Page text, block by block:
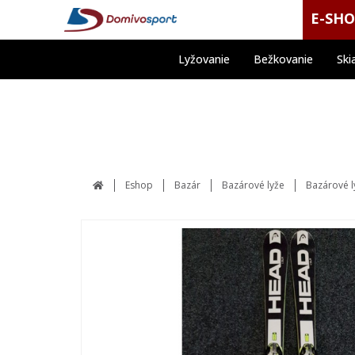
E-
Lyžovanie Bežkovanie
Eshop Bazár Bazárové lyže Bazárové